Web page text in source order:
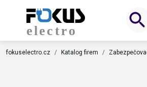
fokuselectro.cz Katalog firem